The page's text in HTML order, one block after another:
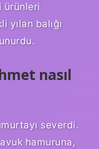
ürünleri
yılan balığı
nasıl
severdi.
hamuruna,